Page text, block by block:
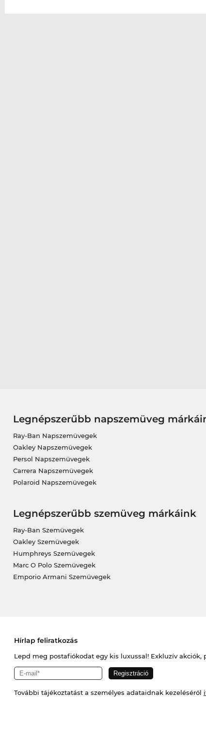
Legnépszerűbb napszemüveg
Ray-Ban Napszemüvegek
Oakley Napszemüvegek
Persol Napszemüvegek
Carrera Napszemüvegek
Polaroid Napszemüvegek
Legnépszerűbb szemüveg márkáink
Ray-Ban Szemüvegek
Oakley Szemüvegek
Humphreys Szemüvegek
Marc O Polo Szemüvegek
Emporio Armani Szemüvegek
Hírlap feliratkozás
Lepd meg postafiókodat egy kis luxussal! Exkluzív
További tájékoztatást a személyes adataidnak kezeléséről